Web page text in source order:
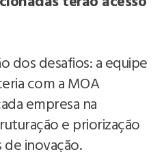
dos desafios: a equipe
com a MOA
empresa na
e priorização
de inovação.